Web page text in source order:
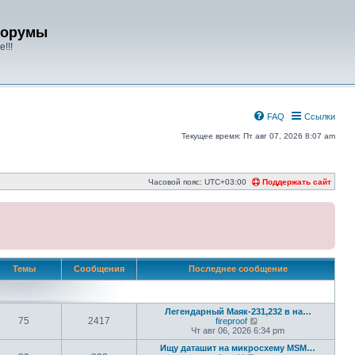
Ссылки
FAQ
Текущее время: Пт авг 07, 2026 8:07 am
Поддержать сайт
Часовой пояс: UTC+03:00
Темы Сообщения Последнее сообщение
75 2417
Легендарный Маяк-231,232 в на…
fireproof
е
р
е
Чт авг 06, 2026 6:34 pm
Ищу даташит на микросхему MSM…